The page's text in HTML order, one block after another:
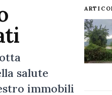
salute
immobili